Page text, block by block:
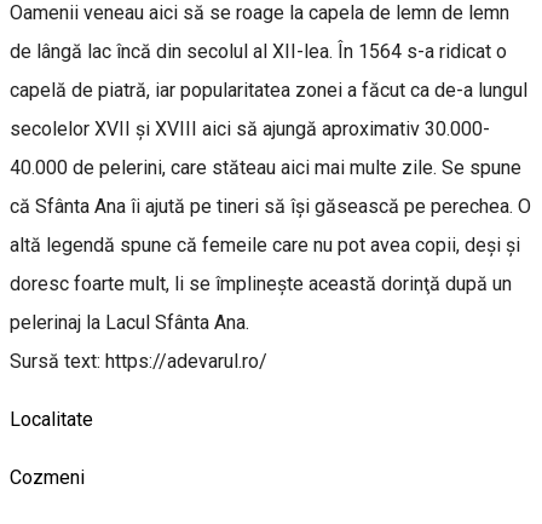
Oamenii veneau aici să se roage la capela de lemn de lemn
de lângă lac încă din secolul al XII-lea. În 1564 s-a ridicat o
capelă de piatră, iar popularitatea zonei a făcut ca de-a lungul
secolelor XVII şi XVIII aici să ajungă aproximativ 30.000-
40.000 de pelerini, care stăteau aici mai multe zile. Se spune
că Sfânta Ana îi ajută pe tineri să îşi găsească pe perechea. O
altă legendă spune că femeile care nu pot avea copii, deşi şi
doresc foarte mult, li se împlineşte această dorinţă după un
pelerinaj la Lacul Sfânta Ana.
Sursă text: https://adevarul.ro/
Localitate
Cozmeni